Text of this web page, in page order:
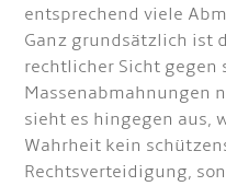
entsprechend viele
Ganz grundsätzlich ist
rechtlicher Sicht gegen
Massenabmahnungen
sieht es hingegen aus,
Wahrheit kein
Rechtsverteidigung,